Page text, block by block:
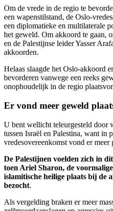
Om de vrede in de regio te
een wapenstilstand, de Oslo-
een diplomatieke en multilaterale
het geweld. Om akkoord te gaan,
en de Palestijnse leider Yasser
akkoorden.
Helaas slaagde het Oslo-akkoord
bevorderen vanwege een reeks
onophoudelijk in de regio
Er vond meer geweld
U bent wellicht teleurgesteld door
tussen Israël en Palestina, want in
vredesovereenkomst vond er
De Palestijnen voelden zich in
toen Ariel Sharon, de
islamitische heilige plaats bij de
bezocht.
Als vergelding braken er meer